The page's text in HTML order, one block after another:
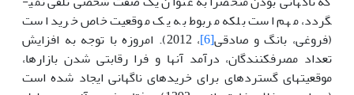
گردد، مهم است بلکه مربوط به یک موقعیت خاص خرید است
(فروغی، بانگ و صادقی[6]
، 2012). امروزه با توجه به افزایش
تعداد مصرف­کنندگان، درآمد آنها و فرا رقابتی شدن بازارها،
موقعیت­های گسترده­ای برای خریدهای ناگهانی ایجاد شده است